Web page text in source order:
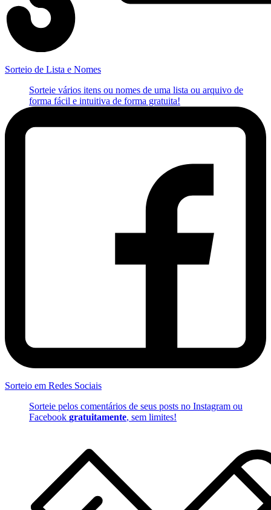
Sorteio de Lista e Nomes
Sorteie vários itens ou nomes de uma lista ou arquivo de
forma fácil e intuitiva de forma gratuita!
Sorteio em Redes Sociais
Sorteie pelos comentários de seus posts no Instagram ou
Facebook gratuitamente, sem limites!